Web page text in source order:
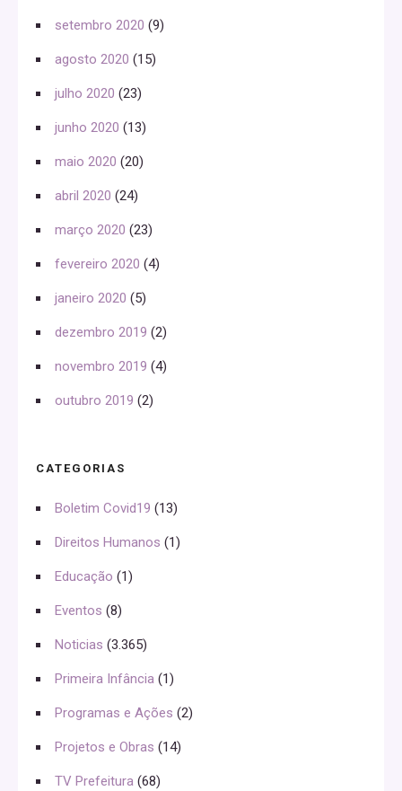
setembro 2020 (9)
agosto 2020 (15)
julho 2020 (23)
junho 2020 (13)
maio 2020 (20)
abril 2020 (24)
março 2020 (23)
fevereiro 2020 (4)
janeiro 2020 (5)
dezembro 2019 (2)
novembro 2019 (4)
outubro 2019 (2)
CATEGORIAS
Boletim Covid19 (13)
Direitos Humanos (1)
Educação (1)
Eventos (8)
Noticias (3.365)
Primeira Infância (1)
Programas e Ações (2)
Projetos e Obras (14)
TV Prefeitura (68)